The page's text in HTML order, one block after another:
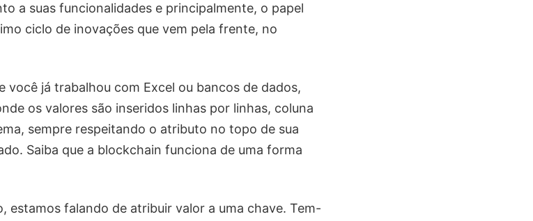
a suas funcionalidades e principalmente, o papel
ciclo de inovações que vem pela frente, no
você já trabalhou com Excel ou bancos de dados,
os valores são inseridos linhas por linhas, coluna
sempre respeitando o atributo no topo de sua
Saiba que a blockchain funciona de uma forma
estamos falando de atribuir valor a uma chave. Tem-